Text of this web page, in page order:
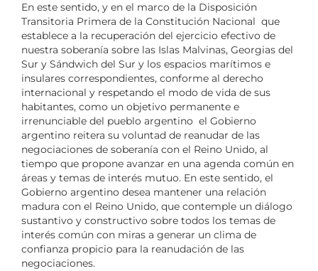
En este sentido, y en el marco de la Disposición
Transitoria Primera de la Constitución Nacional que
establece a la recuperación del ejercicio efectivo de
nuestra soberanía sobre las Islas Malvinas, Georgias del
Sur y Sándwich del Sur y los espacios marítimos e
insulares correspondientes, conforme al derecho
internacional y respetando el modo de vida de sus
habitantes, como un objetivo permanente e
irrenunciable del pueblo argentino el Gobierno
argentino reitera su voluntad de reanudar de las
negociaciones de soberanía con el Reino Unido, al
tiempo que propone avanzar en una agenda común en
áreas y temas de interés mutuo. En este sentido, el
Gobierno argentino desea mantener una relación
madura con el Reino Unido, que contemple un diálogo
sustantivo y constructivo sobre todos los temas de
interés común con miras a generar un clima de
confianza propicio para la reanudación de las
negociaciones.